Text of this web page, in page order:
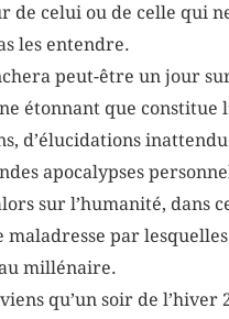
de celui ou de celle qui
les entendre.
peut-être un jour
étonnant que constitue
d’élucidations
apocalypses
sur l’humanité, dans
maladresse par
millénaire.
qu’un soir de l’hiver